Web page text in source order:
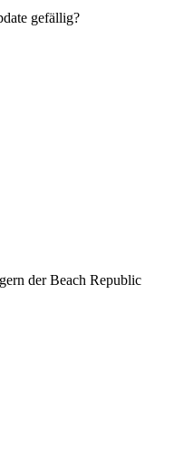
gefällig?
der Beach Republic